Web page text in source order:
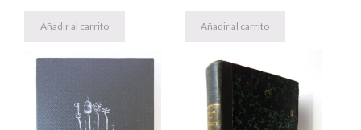
Añadir al carrito Añadir al carrito